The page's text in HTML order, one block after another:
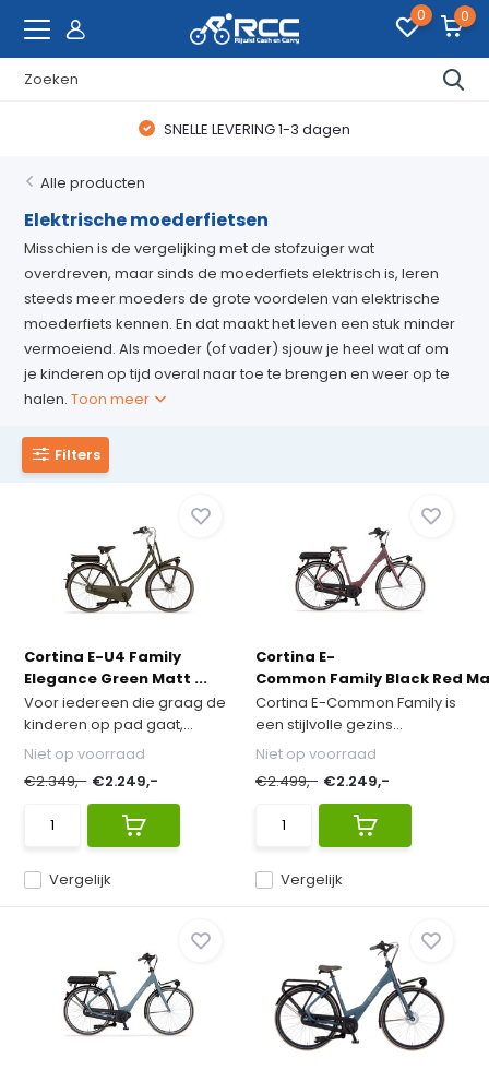
0 0
WAANZINNIGE FIETSDEALS
Alle producten
Elektrische moederfietsen
Misschien is de vergelijking met de stofzuiger wat
overdreven, maar sinds de moederfiets elektrisch is, leren
steeds meer moeders de grote voordelen van elektrische
moederfiets kennen. En dat maakt het leven een stuk minder
vermoeiend. Als moeder (of vader) sjouw je heel wat af om
je kinderen op tijd overal naar toe te brengen en weer op te
halen.Toon meer
Filters
Cortina E-U4 Family
Elegance Green Matt ...
Voor iedereen die graag de
kinderen op pad gaat,...
Vergelijk
Niet op voorraad
€2.349,- €2.249,-
Cortina E-
Common Family Black Red
Cortina E-Common Family is
een stijlvolle gezins...
Vergelijk
Niet op voorraad
€2.499,- €2.249,-